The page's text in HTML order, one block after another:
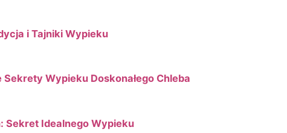
i Tajniki Wypieku
Wypieku Doskonałego Chleba
Sekret Idealnego Wypieku